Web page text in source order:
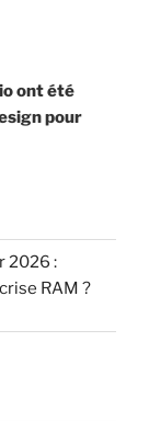
ont été
pour
2026 :
RAM ?